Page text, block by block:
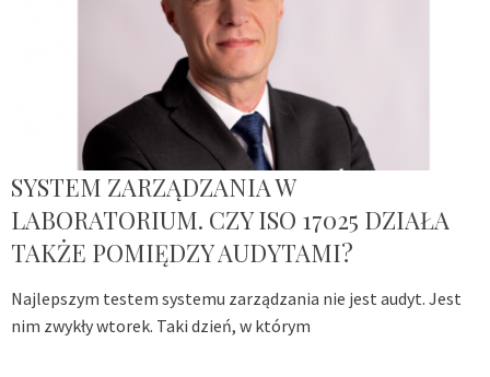
SYSTEM ZARZĄDZANIA W
LABORATORIUM. CZY ISO 17025 DZIAŁA
TAKŻE POMIĘDZY AUDYTAMI?
Najlepszym testem systemu zarządzania nie jest audyt. Jest
nim zwykły wtorek. Taki dzień, w którym